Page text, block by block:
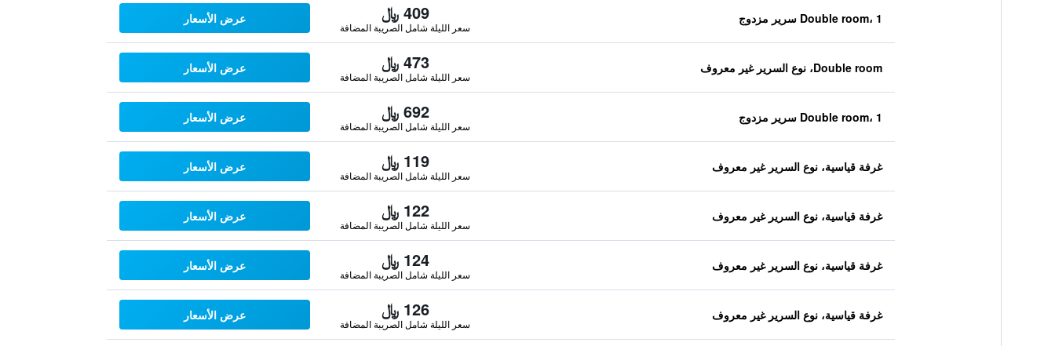
Double room، 1 سرير مزدوج 409 ﷼
سعر الليلة شامل الصريبة المضافة
عرض الأسعار
Double room، نوع السرير غير معروف 473 ﷼
سعر الليلة شامل الصريبة المضافة
عرض الأسعار
Double room، 1 سرير مزدوج 692 ﷼
سعر الليلة شامل الصريبة المضافة
عرض الأسعار
غرفة قياسية، نوع السرير غير معروف 119 ﷼
سعر الليلة شامل الصريبة المضافة
عرض الأسعار
غرفة قياسية، نوع السرير غير معروف 122 ﷼
سعر الليلة شامل الصريبة المضافة
عرض الأسعار
غرفة قياسية، نوع السرير غير معروف 124 ﷼
سعر الليلة شامل الصريبة المضافة
عرض الأسعار
غرفة قياسية، نوع السرير غير معروف 126 ﷼
سعر الليلة شامل الصريبة المضافة
عرض الأسعار